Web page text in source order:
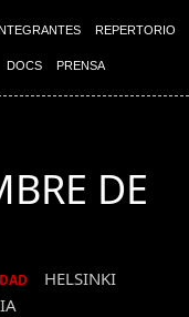
REPERTORIO
DOCS PRENSA
DE
HELSINKI